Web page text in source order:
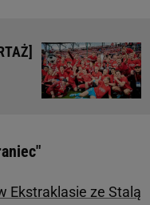
Ekstraklasie ze Stalą